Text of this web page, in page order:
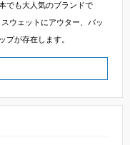
でも大人気のブランドで
ウェットにアウター、バッ
プが存在します。